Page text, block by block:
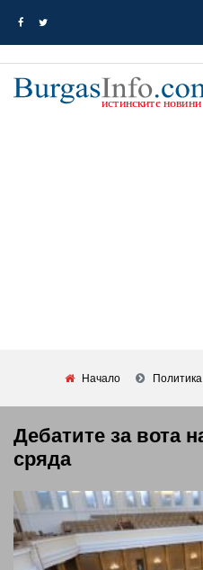
Начало Политика
Дебатите за вота
сряда